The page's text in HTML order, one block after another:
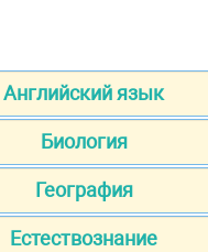
Английский язык
Биология
География
Естествознание